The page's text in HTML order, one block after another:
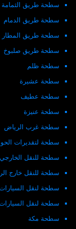
سطحة طريق الثمامة
سطحة طريق الدمام
سطحة طريق المطار
سطحة طريق صلبوخ
سطحة ظلم
سطحة عشيرة
سطحة عطيف
سطحة عنيزة
سطحة غرب الرياض
سطحة لتقديرات
سطحة للنقل الخارجي
سطحة للنقل خارج
سطحة لنقل
سطحة لنقل
سطحة مكة